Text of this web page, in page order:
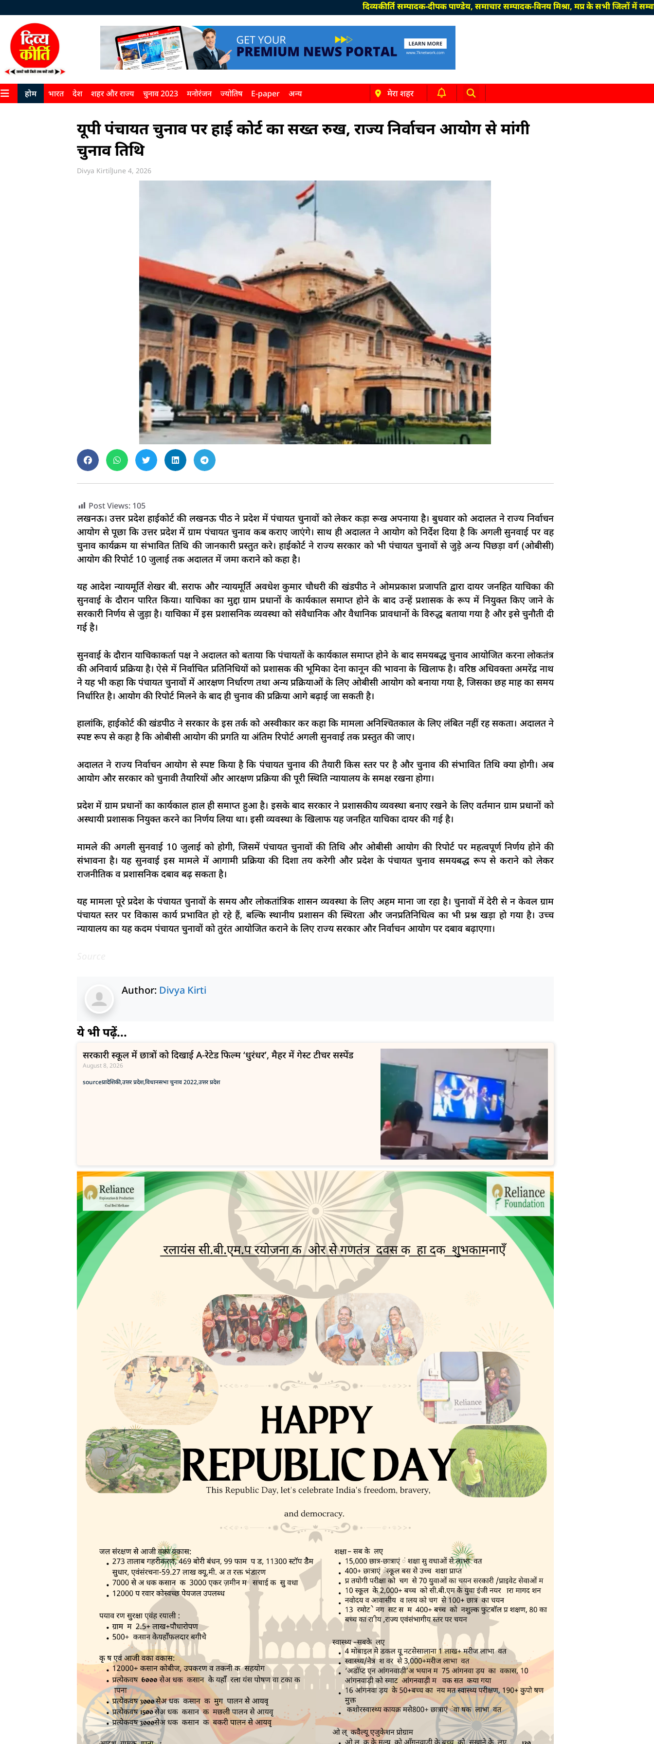
दिव्यकीर्ति सम्पादक-दीपक पाण्डेय, समाचार सम्पादक-विनय मिश्रा, मप्र के सभी जिलों में
होम भारत देश शहर और राज्य चुनाव 2023 मनोरंजन ज्योतिष E-paper अन्य मेरा शहर
यूपी पंचायत चुनाव पर हाई कोर्ट का सख्त रुख, राज्य निर्वाचन आयोग से मांगी
चुनाव तिथि
Divya Kirti June 4, 2026
Post Views: 105
लखनऊ। उत्तर प्रदेश हाईकोर्ट की लखनऊ पीठ ने प्रदेश में पंचायत चुनावों को लेकर कड़ा रूख अपनाया है। बुधवार को अदालत ने राज्य निर्वाचन
आयोग से पूछा कि उत्तर प्रदेश में ग्राम पंचायत चुनाव कब कराए जाएंगे। साथ ही अदालत ने आयोग को निर्देश दिया है कि अगली सुनवाई पर वह
चुनाव कार्यक्रम या संभावित तिथि की जानकारी प्रस्तुत करे। हाईकोर्ट ने राज्य सरकार को भी पंचायत चुनावों से जुड़े अन्य पिछड़ा वर्ग (ओबीसी)
आयोग की रिपोर्ट 10 जुलाई तक अदालत में जमा कराने को कहा है।
यह आदेश न्यायमूर्ति शेखर बी. सराफ और न्यायमूर्ति अवधेश कुमार चौधरी की खंडपीठ ने ओमप्रकाश प्रजापति द्वारा दायर जनहित याचिका की
सुनवाई के दौरान पारित किया। याचिका का मुद्दा ग्राम प्रधानों के कार्यकाल समाप्त होने के बाद उन्हें प्रशासक के रूप में नियुक्त किए जाने के
सरकारी निर्णय से जुड़ा है। याचिका में इस प्रशासनिक व्यवस्था को संवैधानिक और वैधानिक प्रावधानों के विरुद्ध बताया गया है और इसे चुनौती दी
गई है।
सुनवाई के दौरान याचिकाकर्ता पक्ष ने अदालत को बताया कि पंचायतों के कार्यकाल समाप्त होने के बाद समयबद्ध चुनाव आयोजित करना लोकतंत्र
की अनिवार्य प्रक्रिया है। ऐसे में निर्वाचित प्रतिनिधियों को प्रशासक की भूमिका देना कानून की भावना के खिलाफ है। वरिष्ठ अधिवक्ता अमरेंद्र नाथ
ने यह भी कहा कि पंचायत चुनावों में आरक्षण निर्धारण तथा अन्य प्रक्रियाओं के लिए ओबीसी आयोग को बनाया गया है, जिसका छह माह का समय
निर्धारित है। आयोग की रिपोर्ट मिलने के बाद ही चुनाव की प्रक्रिया आगे बढ़ाई जा सकती है।
हालांकि, हाईकोर्ट की खंडपीठ ने सरकार के इस तर्क को अस्वीकार कर कहा कि मामला अनिश्चितकाल के लिए लंबित नहीं रह सकता। अदालत ने
स्पष्ट रूप से कहा है कि ओबीसी आयोग की प्रगति या अंतिम रिपोर्ट अगली सुनवाई तक प्रस्तुत की जाए।
अदालत ने राज्य निर्वाचन आयोग से स्पष्ट किया है कि पंचायत चुनाव की तैयारी किस स्तर पर है और चुनाव की संभावित तिथि क्या होगी। अब
आयोग और सरकार को चुनावी तैयारियों और आरक्षण प्रक्रिया की पूरी स्थिति न्यायालय के समक्ष रखना होगा।
प्रदेश में ग्राम प्रधानों का कार्यकाल हाल ही समाप्त हुआ है। इसके बाद सरकार ने प्रशासकीय व्यवस्था बनाए रखने के लिए वर्तमान ग्राम प्रधानों को
अस्थायी प्रशासक नियुक्त करने का निर्णय लिया था। इसी व्यवस्था के खिलाफ यह जनहित याचिका दायर की गई है।
मामले की अगली सुनवाई 10 जुलाई को होगी, जिसमें पंचायत चुनावों की तिथि और ओबीसी आयोग की रिपोर्ट पर महत्वपूर्ण निर्णय होने की
संभावना है। यह सुनवाई इस मामले में आगामी प्रक्रिया की दिशा तय करेगी और प्रदेश के पंचायत चुनाव समयबद्ध रूप से कराने को लेकर
राजनीतिक व प्रशासनिक दबाव बढ़ सकता है।
यह मामला पूरे प्रदेश के पंचायत चुनावों के समय और लोकतांत्रिक शासन व्यवस्था के लिए अहम माना जा रहा है। चुनावों में देरी से न केवल ग्राम
पंचायत स्तर पर विकास कार्य प्रभावित हो रहे हैं, बल्कि स्थानीय प्रशासन की स्थिरता और जनप्रतिनिधित्व का भी प्रश्न खड़ा हो गया है। उच्च
न्यायालय का यह कदम पंचायत चुनावों को तुरंत आयोजित कराने के लिए राज्य सरकार और निर्वाचन आयोग पर दबाव बढ़ाएगा।
Author: Divya Kirti
ये भी पढ़ें...
सरकारी स्कूल में छात्रों को दिखाई A-रेटेड फिल्म ‘धुरंधर’, मैहर में गेस्ट टीचर सस्पेंड
August 8, 2026
sourceप्रादेशिकी,उत्तर प्रदेश,विधानसभा चुनाव 2022,उत्तर प्रदेश